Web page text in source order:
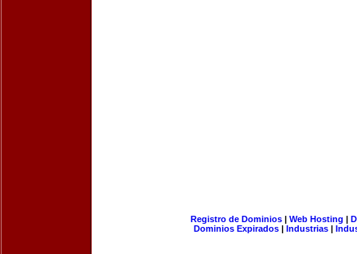
Registro de Dominios| Web Hosting |
Dominios Expirados | Industrias |